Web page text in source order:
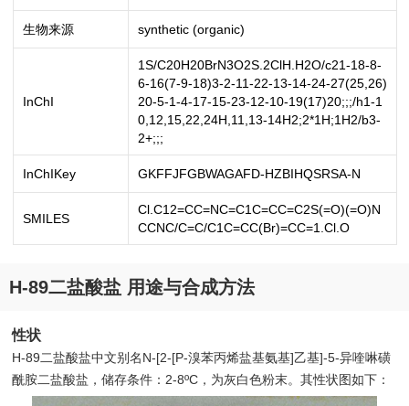
生物来源 synthetic (organic)
InChI
1S/C20H20BrN3O2S.2ClH.H2O/c21-18-8-
6-16(7-9-18)3-2-11-22-13-14-24-27(25,26)
20-5-1-4-17-15-23-12-10-19(17)20;;;/h1-1
0,12,15,22,24H,11,13-14H2;2*1H;1H2/b3-
2+;;;
InChIKey GKFFJFGBWAGAFD-HZBIHQSRSA-N
SMILES
Cl.C12=CC=NC=C1C=CC=C2S(=O)(=O)N
CCNC/C=C/C1C=CC(Br)=CC=1.Cl.O
H-89二盐酸盐 用途与合成方法
性状
H-89二盐酸盐中文别名N-[2-[P-溴苯丙烯盐基氨基]乙基]-5-异喹啉磺
酰胺二盐酸盐，储存条件：2-8ºC，为灰白色粉末。其性状图如下：